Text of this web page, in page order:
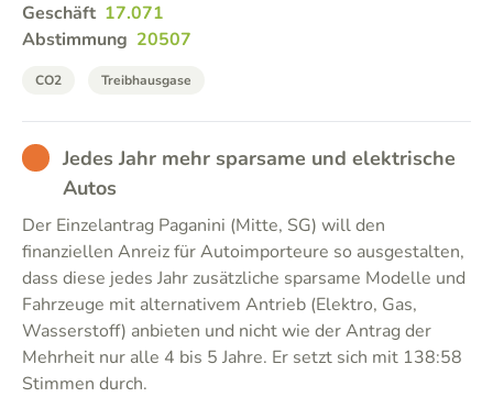
Geschäft 17.071
Abstimmung 20507
CO2 Treibhausgase
BADJedes Jahr mehr sparsame und elektrische
Autos
Der Einzelantrag Paganini (Mitte, SG) will den
finanziellen Anreiz für Autoimporteure so ausgestalten,
dass diese jedes Jahr zusätzliche sparsame Modelle und
Fahrzeuge mit alternativem Antrieb (Elektro, Gas,
Wasserstoff) anbieten und nicht wie der Antrag der
Mehrheit nur alle 4 bis 5 Jahre. Er setzt sich mit 138:58
Stimmen durch.